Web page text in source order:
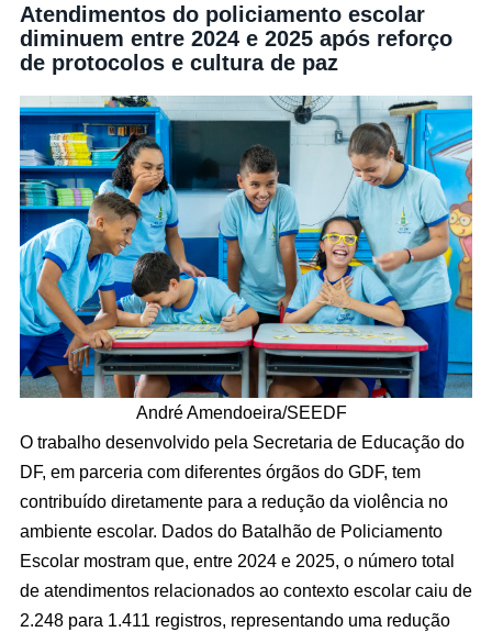
Atendimentos do policiamento escolar
diminuem entre 2024 e 2025 após reforço
de protocolos e cultura de paz
André Amendoeira/SEEDF
O trabalho desenvolvido pela Secretaria de Educação do
DF, em parceria com diferentes órgãos do GDF, tem
contribuído diretamente para a redução da violência no
ambiente escolar. Dados do Batalhão de Policiamento
Escolar mostram que, entre 2024 e 2025, o número total
de atendimentos relacionados ao contexto escolar caiu de
2.248 para 1.411 registros, representando uma redução